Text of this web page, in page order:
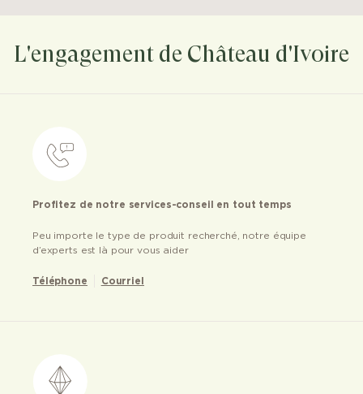
L'engagement de Château d'Ivoire
Profitez de notre services-conseil en tout temps
Peu importe le type de produit recherché, notre équipe
d’experts est là pour vous aider
Téléphone Courriel